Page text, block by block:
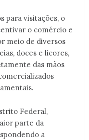
para visitações, o
o comércio e
meio de diversos
doces e licores,
das mãos
Federal,
parte da
a